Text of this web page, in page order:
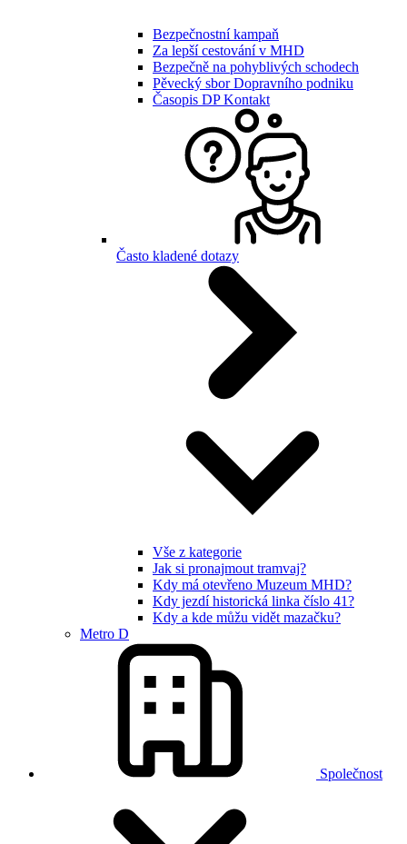
Bezpečnostní kampaň
Za lepší cestování v MHD
Bezpečně na pohyblivých schodech
Pěvecký sbor Dopravního podniku
Časopis DP Kontakt
Často kladené dotazy
Vše z kategorie
Jak si pronajmout tramvaj?
Kdy má otevřeno Muzeum MHD?
Kdy jezdí historická linka číslo 41?
Kdy a kde můžu vidět mazačku?
Metro D
Společnost